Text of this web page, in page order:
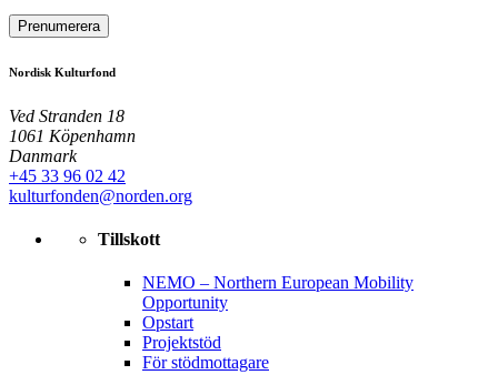
Prenumerera
Nordisk Kulturfond
Ved Stranden 18
1061 Köpenhamn
Danmark
+45 33 96 02 42
kulturfonden@norden.org
Tillskott
NEMO – Northern European Mobility
Opportunity
Opstart
Projektstöd
För stödmottagare